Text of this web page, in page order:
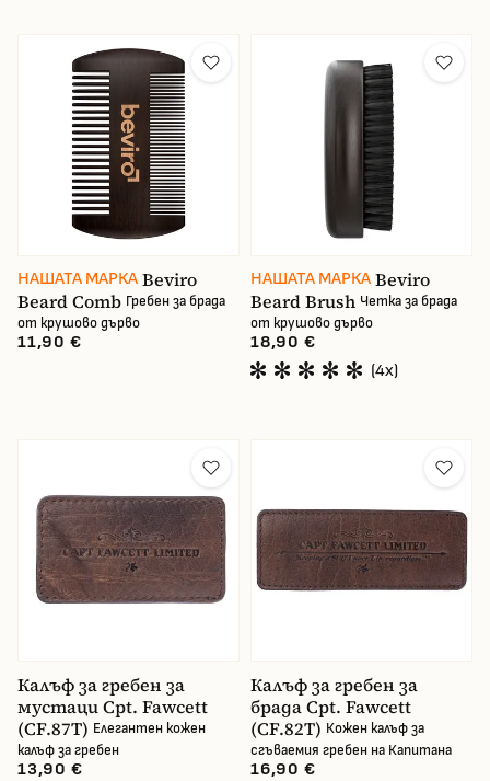
Производител
Вид
Цена
В наличност
НАШАТА МАРКА Beviro
Beard Comb Гребен за брада
от крушово дърво
11,90 €
НАШАТА МАРКА Beviro
Beard Brush Четка за брада
от крушово дърво
18,90 €
(4x)
Калъф за гребен за
мустаци Cpt. Fawcett
(CF.87T) Елегантен кожен
калъф за гребен
13,90 €
Калъф за гребен за
брада Cpt. Fawcett
(CF.82T) Кожен калъф за
сгъваемия гребен на Капитана
16,90 €